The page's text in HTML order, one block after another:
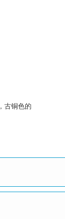
古铜色的